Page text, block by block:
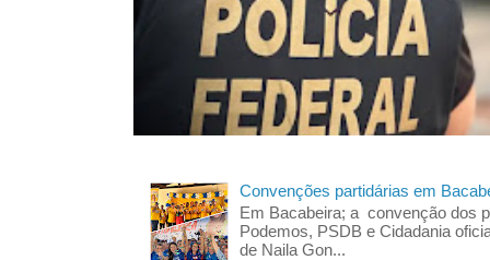
Convenções partidárias em
Em Bacabeira; a convenção dos
Podemos, PSDB e Cidadania
de Naila Gon...